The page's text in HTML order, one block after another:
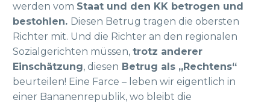
werden vom Staat und den KK betrogen und
bestohlen. Diesen Betrug tragen die obersten
Richter mit. Und die Richter an den regionalen
Sozialgerichten müssen, trotz anderer
Einschätzung, diesen Betrug als „Rechtens“
beurteilen! Eine Farce – leben wir eigentlich in
einer Bananenrepublik, wo bleibt die